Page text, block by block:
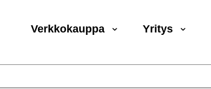
Verkkokauppa Yritys